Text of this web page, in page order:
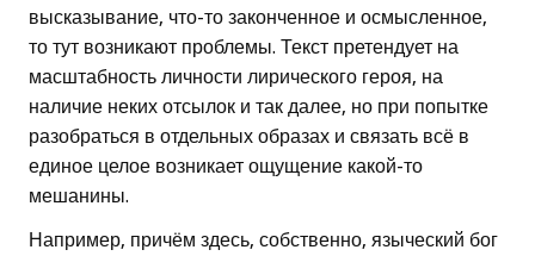
высказывание, что-то законченное и осмысленное,
то тут возникают проблемы. Текст претендует на
масштабность личности лирического героя, на
наличие неких отсылок и так далее, но при попытке
разобраться в отдельных образах и связать всё в
единое целое возникает ощущение какой-то
мешанины.
Например, причём здесь, собственно, языческий бог